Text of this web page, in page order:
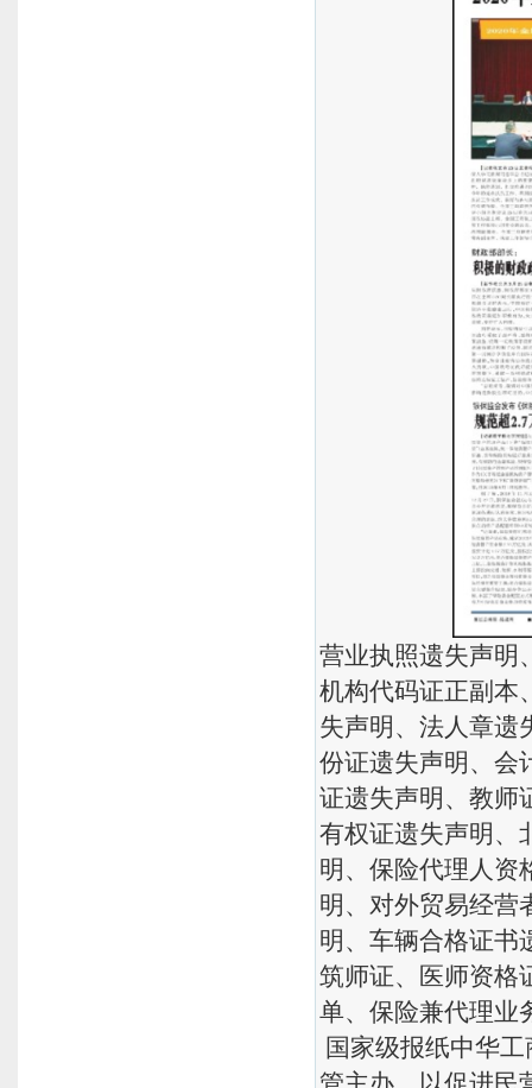
营业执照遗失声明
机构代码证正副本
失声明、法人章遗
份证遗失声明、会
证遗失声明、教师
有权证遗失声明、
明、保险代理人资
明、对外贸易经营
明、车辆合格证书
筑师证、医师资格
单、保险兼代理业
国家级报纸中华